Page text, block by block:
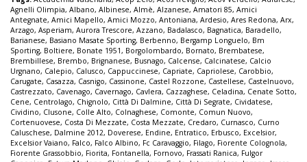
Agnelli Olimpia, Albano, Albinese, Almè, Alzanese, Amatori 85, Amici
Antegnate, Amici Mapello, Amici Mozzo, Antoniana, Ardesio, Ares Redona, Arx,
Arzago, Asperiam, Aurora Trescore, Azzano, Badalasco, Bagnatica, Baradello,
Barianese, Basiano Masate Sporting, Berbenno, Bergamp Longuelo, Bm
Sporting, Boltiere, Bonate 1951, Borgolombardo, Bornato, Brembatese,
Brembillese, Brembo, Brignanese, Busnago, Calcense, Calcinatese, Calcio
Urgnano, Calepio, Calusco, Cappuccinese, Capriate, Capriolese, Carobbio,
Carugate, Casazza, Casnigo, Cassinone, Castel Rozzone, Castellese, Castelnuovo,
Castrezzato, Cavenago, Cavernago, Cavlera, Cazzaghese, Celadina, Cenate Sotto,
Cene, Centrolago, Chignolo, Città Di Dalmine, Città Di Segrate, Cividatese,
Cividino, Clusone, Colle Alto, Colnaghese, Comonte, Comun Nuovo,
Cortenuovese, Costa Di Mezzate, Costa Mezzate, Credaro, Curnasco, Curno
Caluschese, Dalmine 2012, Doverese, Endine, Entratico, Erbusco, Excelsior,
Excelsior Vaiano, Falco, Falco Albino, Fc Caravaggio, Filago, Fiorente Colognola,
Fiorente Grassobbio, Fiorita, Fontanella, Fornovo, Frassati Ranica, Fulgor